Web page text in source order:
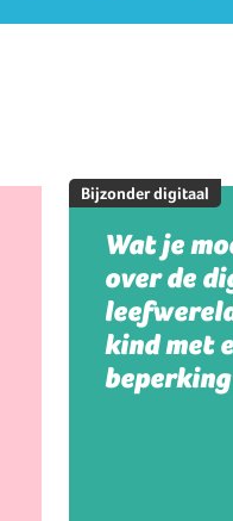
Bijzonder digitaal
Wat je
over de
kind met
beperking